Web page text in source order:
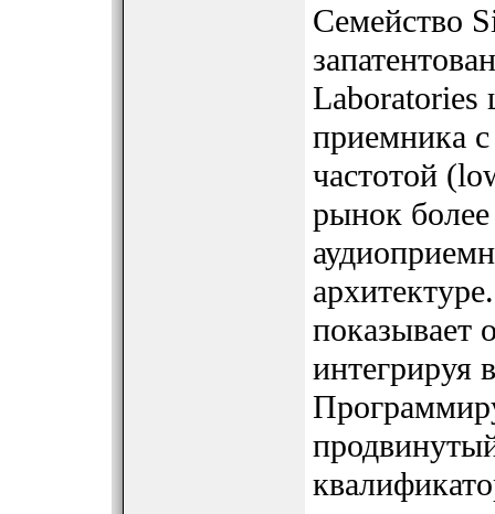
Семейство
Laboratories
приемника
частотой
рынок
показывает
интегрируя